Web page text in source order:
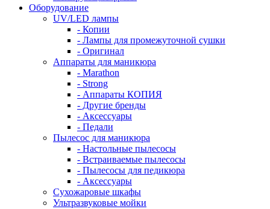
Оборудование
UV/LED лампы
- Копии
- Лампы для промежуточной сушки
- Оригинал
Аппараты для маникюра
- Marathon
- Strong
- Аппараты КОПИЯ
- Другие бренды
- Аксессуары
- Педали
Пылесос для маникюра
- Настольные пылесосы
- Встраиваемые пылесосы
- Пылесосы для педикюра
- Аксессуары
Сухожаровые шкафы
Ультразвуковые мойки